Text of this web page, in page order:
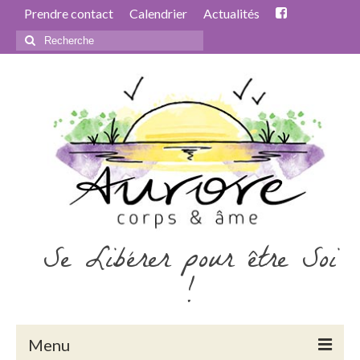
Prendre contact Calendrier Actualités
Rechercher
:
Se Libérer pour être Soi
!
Menu